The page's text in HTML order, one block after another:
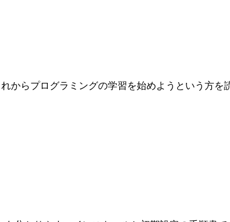
らプログラミングの学習を始めようという方を